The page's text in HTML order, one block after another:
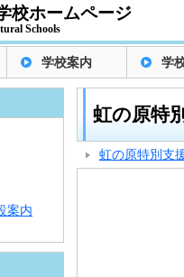
校ホームページ
Schools
学校案内 学
虹の原特
虹の原特別支
案内